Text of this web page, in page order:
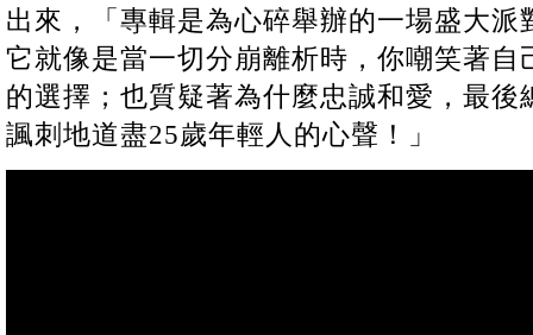
出來，「專輯是為心碎舉辦的一場盛大
它就像是當一切分崩離析時，你嘲笑著自
的選擇；也質疑著為什麼忠誠和愛，最
諷刺地道盡25歲年輕人的心聲！」